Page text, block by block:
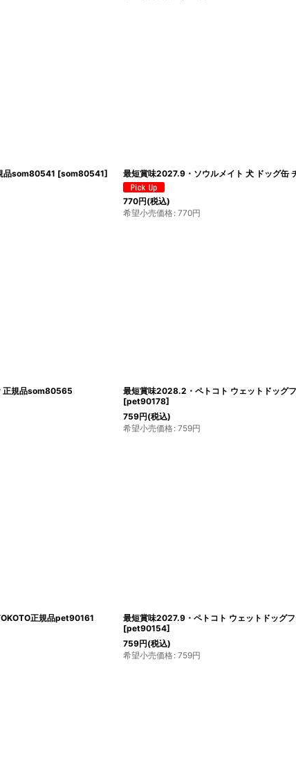
品som80541 [som80541] 最短賞味2027.9・ソウルメイト 犬 ドッグ
770円(税込)
希望小売価格: 770円
正規品som80565
最短賞味2028.2・ペトコト ウェットドッグ
[pet90178]
759円(税込)
希望小売価格: 759円
正規品pet90161
最短賞味2027.9・ペトコト ウェットドッグ
[pet90154]
759円(税込)
希望小売価格: 759円